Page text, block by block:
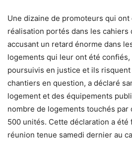
Une dizaine de promoteurs qui
réalisation portés dans les cahiers
accusant un retard énorme dans
logements qui leur ont été
poursuivis en justice et ils
chantiers en question, a déclaré
logement et des équipements
nombre de logements touchés par
500 unités. Cette déclaration a été
réunion tenue samedi dernier au